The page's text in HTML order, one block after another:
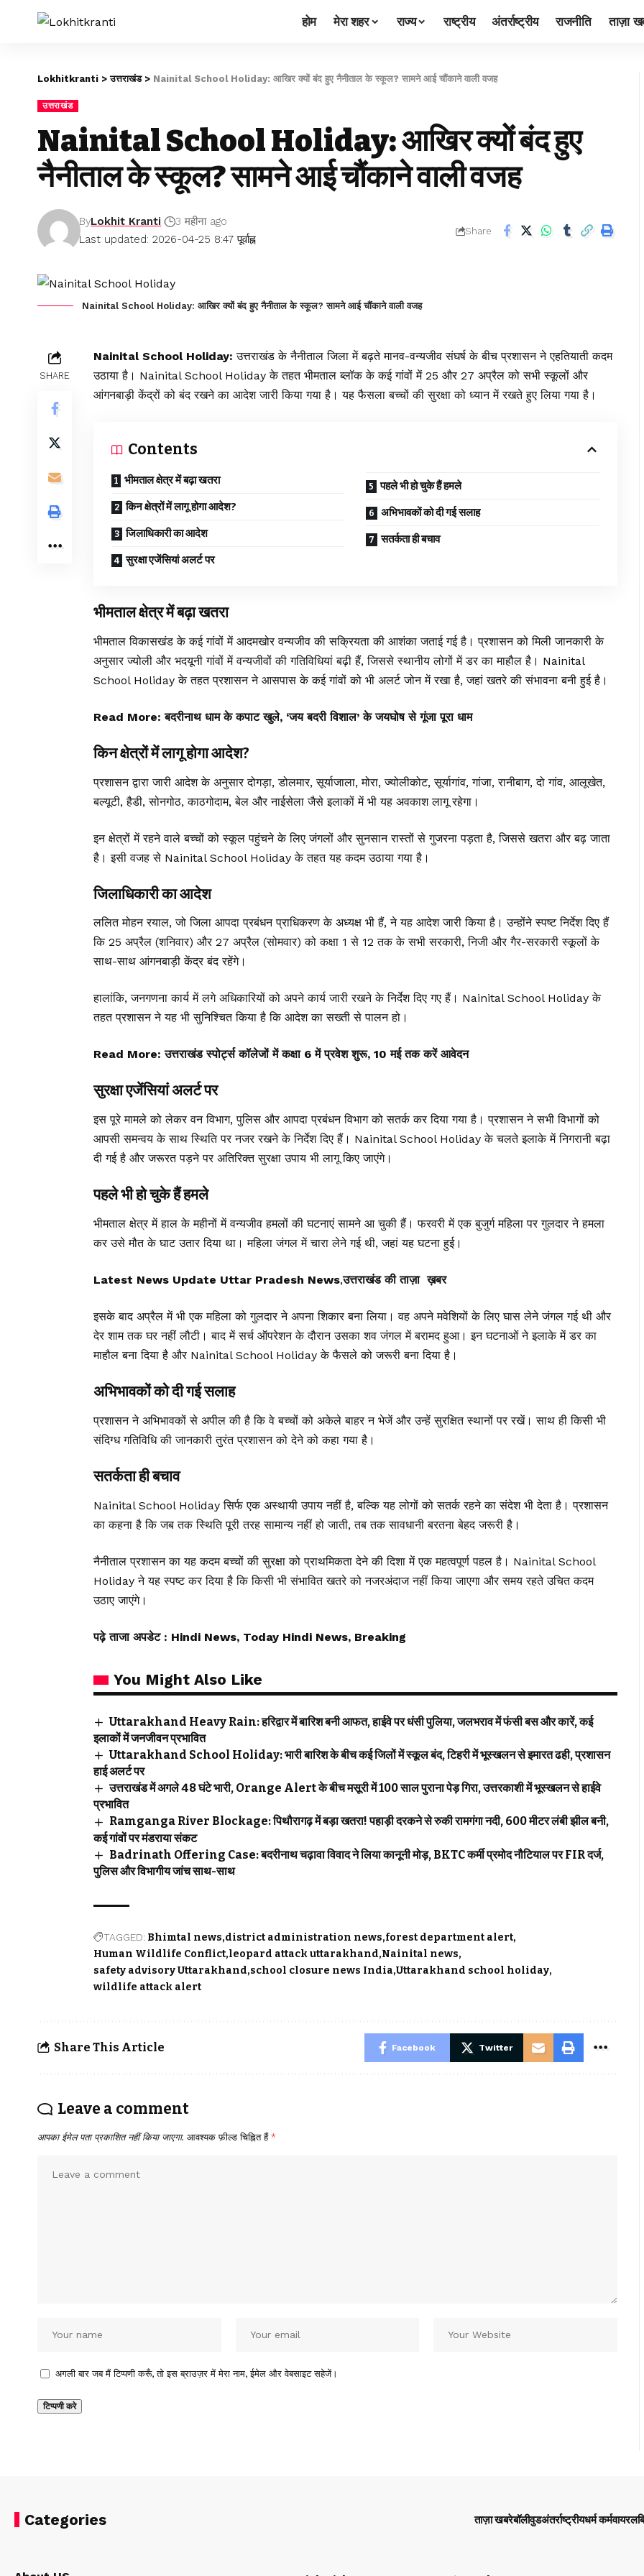
होम मेरा शहर राज्य राष्ट्रीय अंतर्राष्ट्रीय राजनीति ताज़ा
Lokhitkranti >उत्तराखंड> Nainital School Holiday: आखिर क्यों बंद हुए नैनीताल के स्कूल? सामने आई चौंकाने वाली वजह
उत्तराखंड
Nainital School Holiday: आखिर क्यों बंद हुए
नैनीताल के स्कूल? सामने आई चौंकाने वाली वजह
Last updated: 2026-04-25 8:47 पूर्वाह्न
ByLokhit Kranti 3 महीना ago
Share
Nainital School Holiday: आखिर क्यों बंद हुए नैनीताल के स्कूल? सामने आई चौंकाने वाली वजह
SHARE
Nainital School Holiday: उत्तराखंड के नैनीताल जिला में बढ़ते मानव-वन्यजीव संघर्ष के बीच प्रशासन ने एहतियाती कदम
उठाया है। Nainital School Holiday के तहत भीमताल ब्लॉक के कई गांवों में 25 और 27 अप्रैल को सभी स्कूलों और
आंगनबाड़ी केंद्रों को बंद रखने का आदेश जारी किया गया है। यह फैसला बच्चों की सुरक्षा को ध्यान में रखते हुए लिया गया है।
Contents
भीमताल क्षेत्र में बढ़ा खतरा
किन क्षेत्रों में लागू होगा आदेश?
जिलाधिकारी का आदेश
सुरक्षा एजेंसियां अलर्ट पर
पहले भी हो चुके हैं हमले
अभिभावकों को दी गई सलाह
सतर्कता ही बचाव
भीमताल क्षेत्र में बढ़ा खतरा
भीमताल विकासखंड के कई गांवों में आदमखोर वन्यजीव की सक्रियता की आशंका जताई गई है। प्रशासन को मिली जानकारी के
अनुसार ज्योली और भदयूनी गांवों में वन्यजीवों की गतिविधियां बढ़ी हैं, जिससे स्थानीय लोगों में डर का माहौल है। Nainital
School Holiday के तहत प्रशासन ने आसपास के कई गांवों को भी अलर्ट जोन में रखा है, जहां खतरे की संभावना बनी हुई है।
Read More:बदरीनाथ धाम के कपाट खुले, ‘जय बदरी विशाल’ के जयघोष से गूंजा पूरा धाम
किन क्षेत्रों में लागू होगा आदेश?
प्रशासन द्वारा जारी आदेश के अनुसार दोगड़ा, डोलमार, सूर्याजाला, मोरा, ज्योलीकोट, सूर्यागांव, गांजा, रानीबाग, दो गांव, आलूखेत,
बल्यूटी, हैडी, सोनगोठ, काठगोदाम, बेल और नाईसेला जैसे इलाकों में भी यह अवकाश लागू रहेगा।
इन क्षेत्रों में रहने वाले बच्चों को स्कूल पहुंचने के लिए जंगलों और सुनसान रास्तों से गुजरना पड़ता है, जिससे खतरा और बढ़ जाता
है। इसी वजह से Nainital School Holiday के तहत यह कदम उठाया गया है।
जिलाधिकारी का आदेश
ललित मोहन रयाल, जो जिला आपदा प्रबंधन प्राधिकरण के अध्यक्ष भी हैं, ने यह आदेश जारी किया है। उन्होंने स्पष्ट निर्देश दिए हैं
कि 25 अप्रैल (शनिवार) और 27 अप्रैल (सोमवार) को कक्षा 1 से 12 तक के सभी सरकारी, निजी और गैर-सरकारी स्कूलों के
साथ-साथ आंगनबाड़ी केंद्र बंद रहेंगे।
हालांकि, जनगणना कार्य में लगे अधिकारियों को अपने कार्य जारी रखने के निर्देश दिए गए हैं। Nainital School Holiday के
तहत प्रशासन ने यह भी सुनिश्चित किया है कि आदेश का सख्ती से पालन हो।
Read More:उत्तराखंड स्पोर्ट्स कॉलेजों में कक्षा 6 में प्रवेश शुरू, 10 मई तक करें आवेदन
सुरक्षा एजेंसियां अलर्ट पर
इस पूरे मामले को लेकर वन विभाग, पुलिस और आपदा प्रबंधन विभाग को सतर्क कर दिया गया है। प्रशासन ने सभी विभागों को
आपसी समन्वय के साथ स्थिति पर नजर रखने के निर्देश दिए हैं। Nainital School Holiday के चलते इलाके में निगरानी बढ़ा
दी गई है और जरूरत पड़ने पर अतिरिक्त सुरक्षा उपाय भी लागू किए जाएंगे।
पहले भी हो चुके हैं हमले
भीमताल क्षेत्र में हाल के महीनों में वन्यजीव हमलों की घटनाएं सामने आ चुकी हैं। फरवरी में एक बुजुर्ग महिला पर गुलदार ने हमला
कर उसे मौत के घाट उतार दिया था। महिला जंगल में चारा लेने गई थी, जहां यह घटना हुई।
Latest News Update Uttar Pradesh News,उत्तराखंड की ताज़ा ख़बर
इसके बाद अप्रैल में भी एक महिला को गुलदार ने अपना शिकार बना लिया। वह अपने मवेशियों के लिए घास लेने जंगल गई थी और
देर शाम तक घर नहीं लौटी। बाद में सर्च ऑपरेशन के दौरान उसका शव जंगल में बरामद हुआ। इन घटनाओं ने इलाके में डर का
माहौल बना दिया है और Nainital School Holiday के फैसले को जरूरी बना दिया है।
अभिभावकों को दी गई सलाह
प्रशासन ने अभिभावकों से अपील की है कि वे बच्चों को अकेले बाहर न भेजें और उन्हें सुरक्षित स्थानों पर रखें। साथ ही किसी भी
संदिग्ध गतिविधि की जानकारी तुरंत प्रशासन को देने को कहा गया है।
सतर्कता ही बचाव
Nainital School Holiday सिर्फ एक अस्थायी उपाय नहीं है, बल्कि यह लोगों को सतर्क रहने का संदेश भी देता है। प्रशासन
का कहना है कि जब तक स्थिति पूरी तरह सामान्य नहीं हो जाती, तब तक सावधानी बरतना बेहद जरूरी है।
नैनीताल प्रशासन का यह कदम बच्चों की सुरक्षा को प्राथमिकता देने की दिशा में एक महत्वपूर्ण पहल है। Nainital School
Holiday ने यह स्पष्ट कर दिया है कि किसी भी संभावित खतरे को नजरअंदाज नहीं किया जाएगा और समय रहते उचित कदम
उठाए जाएंगे।
पढ़े ताजा अपडेट : Hindi News, Today Hindi News, Breaking
You Might Also Like
Uttarakhand Heavy Rain: हरिद्वार में बारिश बनी आफत, हाईवे पर धंसी पुलिया, जलभराव में फंसी बस और कारें, कई
इलाकों में जनजीवन प्रभावित
Uttarakhand School Holiday: भारी बारिश के बीच कई जिलों में स्कूल बंद, टिहरी में भूस्खलन से इमारत ढही, प्रशासन
हाई अलर्ट पर
उत्तराखंड में अगले 48 घंटे भारी, Orange Alert के बीच मसूरी में 100 साल पुराना पेड़ गिरा, उत्तरकाशी में भूस्खलन से हाईवे
प्रभावित
Ramganga River Blockage: पिथौरागढ़ में बड़ा खतरा! पहाड़ी दरकने से रुकी रामगंगा नदी, 600 मीटर लंबी झील बनी,
कई गांवों पर मंडराया संकट
Badrinath Offering Case: बदरीनाथ चढ़ावा विवाद ने लिया कानूनी मोड़, BKTC कर्मी प्रमोद नौटियाल पर FIR दर्ज,
पुलिस और विभागीय जांच साथ-साथ
TAGGED: Bhimtal news district administration news forest department alert
Human Wildlife Conflict leopard attack uttarakhand Nainital news
safety advisory Uttarakhand school closure news India Uttarakhand school holiday
wildlife attack alert
Share This Article Facebook Twitter
Leave a comment
आपका ईमेल पता प्रकाशित नहीं किया जाएगा. आवश्यक फ़ील्ड चिह्नित हैं *
अगली बार जब मैं टिप्पणी करूँ, तो इस ब्राउज़र में मेरा नाम, ईमेल और वेबसाइट सहेजें।
Categories ताज़ा खबरेबॉलीवुडअंतर्राष्ट्रीयधर्म कर्मवायरल